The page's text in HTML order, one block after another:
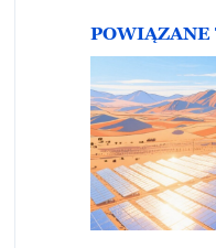
POWIĄZANE